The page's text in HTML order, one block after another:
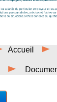
Accueil